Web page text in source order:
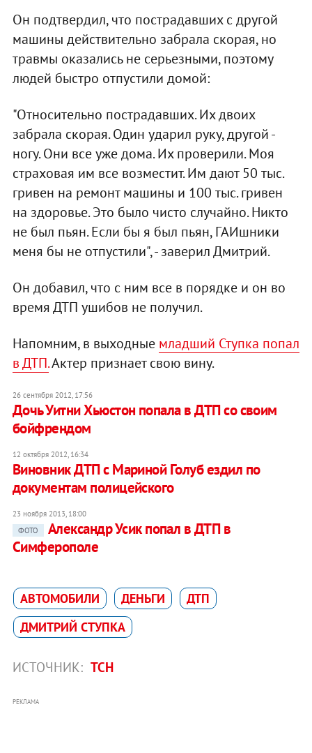
Он подтвердил, что пострадавших с другой
машины действительно забрала скорая, но
травмы оказались не серьезными, поэтому
людей быстро отпустили домой:
"Относительно пострадавших. Их двоих
забрала скорая. Один ударил руку, другой -
ногу. Они все уже дома. Их проверили. Моя
страховая им все возместит. Им дают 50 тыс.
гривен на ремонт машины и 100 тыс. гривен
на здоровье. Это было чисто случайно. Никто
не был пьян. Если бы я был пьян, ГАИшники
меня бы не отпустили", - заверил Дмитрий.
Он добавил, что с ним все в порядке и он во
время ДТП ушибов не получил.
Напомним, в выходные младший Ступка попал
в ДТП.Актер признает свою вину.
26 сентября 2012, 17:56
Дочь Уитни Хьюстон попала в ДТП со своим
бойфрендом
12 октября 2012, 16:34
Виновник ДТП с Мариной Голуб ездил по
документам полицейского
23 ноября 2013, 18:00
ФОТО
Александр Усик попал в ДТП в
Симферополе
АВТОМОБИЛИ ДЕНЬГИ
ДТП
ДМИТРИЙ СТУПКА
ИСТОЧНИК: ТСН
РЕКЛАМА